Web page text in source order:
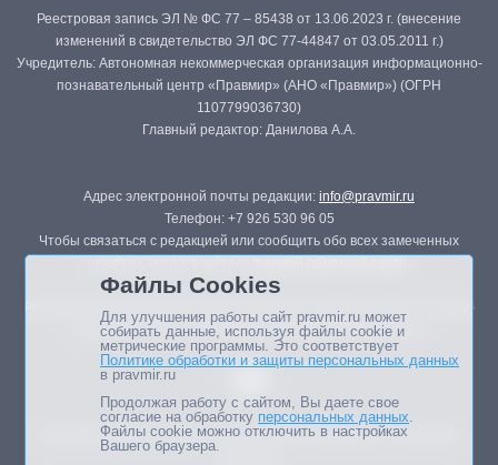
Реестровая запись ЭЛ № ФС 77 – 85438 от 13.06.2023 г. (внесение
изменений в свидетельство ЭЛ ФС 77-44847 от 03.05.2011 г.)
Учредитель: Автономная некоммерческая организация информационно-
познавательный центр «Правмир» (АНО «Правмир») (ОГРН
1107799036730)
Главный редактор: Данилова А.А.
Адрес электронной почты редакции: info@pravmir.ru
Телефон: +7 926 530 96 05
Чтобы связаться с редакцией или сообщить обо всех замеченных
Републикация материалов сайта в печатных изданиях (книгах, прессе)
возможна только с письменного разрешения редакции.
Мнение авторов статей портала может не совпадать с позицией
Файлы Cookies
Для улучшения работы сайт pravmir.ru может
собирать данные, используя файлы cookie и
метрические программы. Это соответствует
Политике обработки и защиты персональных данных
в pravmir.ru
Продолжая работу с сайтом, Вы даете свое
согласие на обработку персональных данных.
Файлы cookie можно отключить в настройках
Вашего браузера.